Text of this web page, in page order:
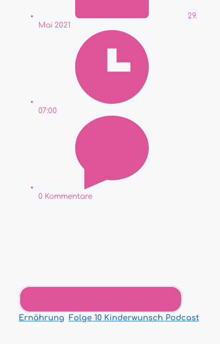
29.
Mai 2021
07:00
0 Kommentare
Ernährung Folge 10 Kinderwunsch Podcast